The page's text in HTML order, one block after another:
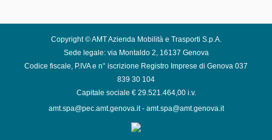
Copyright © AMT Azienda Mobilità e Trasporti S.p.A.
Sede legale: via Montaldo 2, 16137 Genova
Codice fiscale, P.IVA e n° iscrizione Registro Imprese di Genova 037
839 30 104
Capitale sociale € 29.521.464,00 i.v.
amt.spa@pec.amt.genova.it- amt.spa@amt.genova.it